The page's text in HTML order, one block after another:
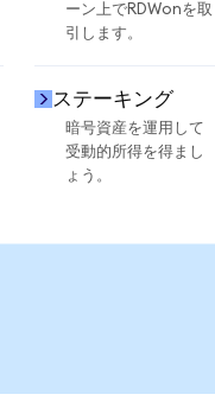
ーン上でRDWonを取
引します。
ステーキング
暗号資産を運用して
受動的所得を得まし
ょう。